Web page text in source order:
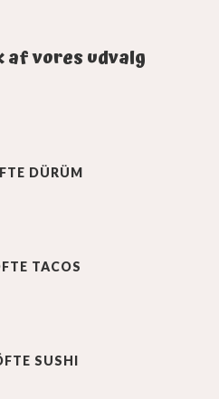
af vores udvalg
DÜRÜM
TACOS
SUSHI